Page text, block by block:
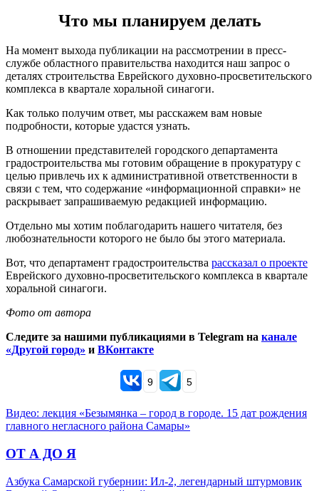
Что мы планируем делать
На момент выхода публикации на рассмотрении в пресс-
службе областного правительства находится наш запрос о
деталях строительства Еврейского духовно-просветительского
комплекса в квартале хоральной синагоги.
Как только получим ответ, мы расскажем вам новые
подробности, которые удастся узнать.
В отношении представителей городского департамента
градостроительства мы готовим обращение в прокуратуру с
целью привлечь их к административной ответственности в
связи с тем, что содержание «информационной справки» не
раскрывает запрашиваемую редакцией информацию.
Отдельно мы хотим поблагодарить нашего читателя, без
любознательности которого не было бы этого материала.
Вот, что департамент градостроительства рассказал о проекте
Еврейского духовно-просветительского комплекса в квартале
хоральной синагоги.
Фото от автора
Следите за нашими публикациями в Telegram на канале
«Другой город» и ВКонтакте
9 5
Видео: лекция «Безымянка – город в городе. 15 дат рождения
главного негласного района Самары»
ОТ А ДО Я
Азбука Самарской губернии: Ил-2, легендарный штурмовик